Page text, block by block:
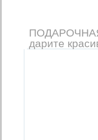
дарите